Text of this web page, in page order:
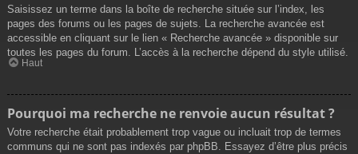
Saisissez un terme dans la boîte de recherche située sur l’index, les
pages des forums ou les pages de sujets. La recherche avancée est
accessible en cliquant sur le lien « Recherche avancée » disponible sur
toutes les pages du forum. L’accès à la recherche dépend du style utilisé.
Haut
Pourquoi ma recherche ne renvoie aucun résultat ?
Votre recherche était probablement trop vague ou incluait trop de termes
communs qui ne sont pas indexés par phpBB. Essayez d’être plus précis